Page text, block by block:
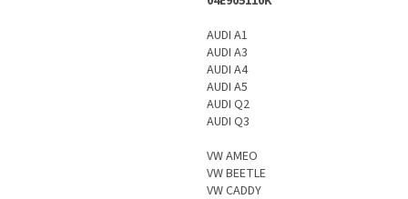
AUDI A1
AUDI A3
AUDI A4
AUDI A5
AUDI Q2
AUDI Q3
VW AMEO
VW BEETLE
VW CADDY